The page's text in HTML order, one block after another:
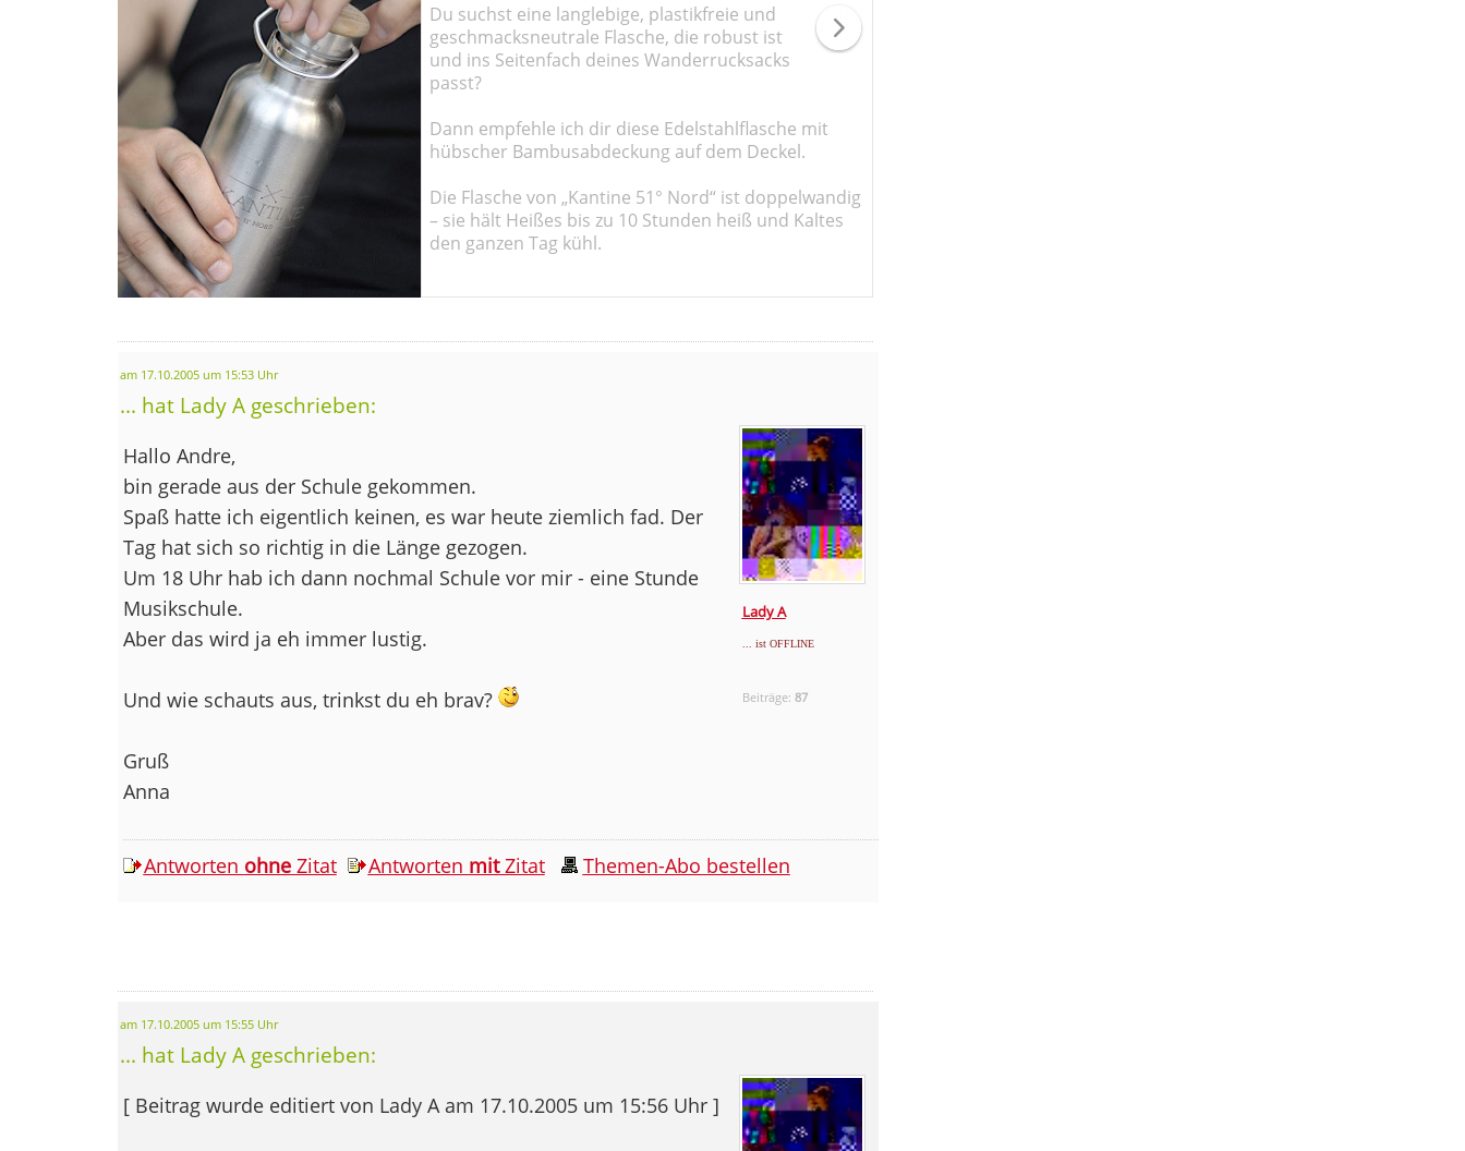
Du suchst eine langlebige, plastikfreie und
geschmacksneutrale Flasche, die robust ist
und ins Seitenfach deines Wanderrucksacks
passt?
Dann empfehle ich dir diese Edelstahlflasche mit
hübscher Bambusabdeckung auf dem Deckel.
Die Flasche von „Kantine 51° Nord“ ist doppelwandig
– sie hält Heißes bis zu 10 Stunden heiß und Kaltes
den ganzen Tag kühl.
am 17.10.2005 um 15:53 Uhr
... hat Lady A geschrieben:
Lady A
... ist OFFLINE
Beiträge: 87
Hallo Andre,
bin gerade aus der Schule gekommen.
Spaß hatte ich eigentlich keinen, es war heute ziemlich fad. Der
Tag hat sich so richtig in die Länge gezogen.
Um 18 Uhr hab ich dann nochmal Schule vor mir - eine Stunde
Musikschule.
Aber das wird ja eh immer lustig.
Und wie schauts aus, trinkst du eh brav?
Gruß
Anna
Antworten ohneZitat Antworten mitZitat Themen-Abo bestellen
am 17.10.2005 um 15:55 Uhr
... hat Lady A geschrieben:
[ Beitrag wurde editiert von Lady A am 17.10.2005 um 15:56 Uhr ]